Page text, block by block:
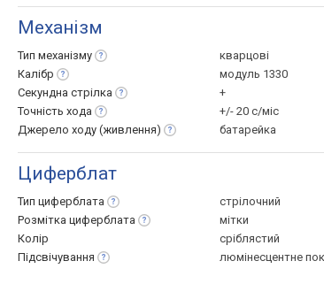
Механізм
Тип механізму
кварцові
Калібр
модуль 1330
Секундна стрілка
+
Точність хода
+/- 20 с/міс
Джерело ходу (живлення) батарейка
Циферблат
Тип циферблата
стрілочний
Розмітка циферблата
мітки
Колір
сріблястий
Підсвічування
люмінесцентне